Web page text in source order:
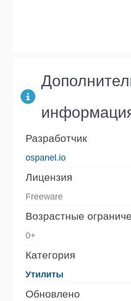
Разработчик
ospanel.io
Лицензия
Freeware
Возрастные
0+
Категория
Утилиты
Обновлено